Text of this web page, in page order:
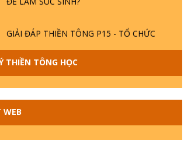
GIẢI ĐÁP THIỀN TÔNG P15 - TỔ CHỨC
LOÀI CÔ HỒN - GIÁO LÝ ĐẠO PHẬT KHI
NÀO XUẤT BẢN
THIỀN TÔNG HỌC
WEB